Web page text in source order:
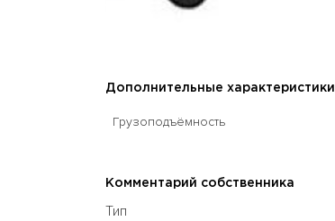
Дополнительные характеристики
Грузоподъёмность
Комментарий собственника
Тип